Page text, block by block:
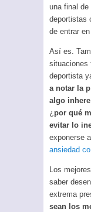
una final de
deportistas
de entrar
Así es.
situaciones
deportista
a notar la
algo
¿ por qué
evitar lo
exponerse
ansiedad
Los
saber
extrema
sean los